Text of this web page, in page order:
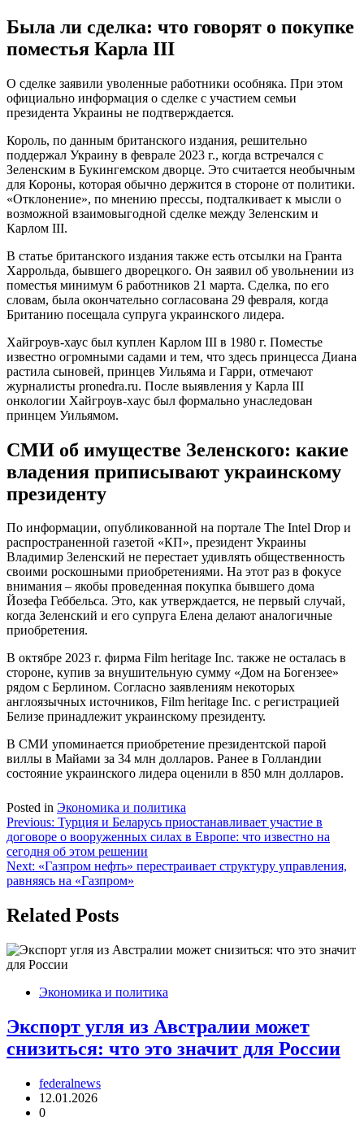
Была ли сделка: что говорят о покупке
поместья Карла III
О сделке заявили уволенные работники особняка. При этом
официально информация о сделке с участием семьи
президента Украины не подтверждается.
Король, по данным британского издания, решительно
поддержал Украину в феврале 2023 г., когда встречался с
Зеленским в Букингемском дворце. Это считается необычным
для Короны, которая обычно держится в стороне от политики.
«Отклонение», по мнению прессы, подталкивает к мысли о
возможной взаимовыгодной сделке между Зеленским и
Карлом III.
В статье британского издания также есть отсылки на Гранта
Харрольда, бывшего дворецкого. Он заявил об увольнении из
поместья минимум 6 работников 21 марта. Сделка, по его
словам, была окончательно согласована 29 февраля, когда
Британию посещала супруга украинского лидера.
Хайгроув-хаус был куплен Карлом III в 1980 г. Поместье
известно огромными садами и тем, что здесь принцесса Диана
растила сыновей, принцев Уильяма и Гарри, отмечают
журналисты pronedra.ru. После выявления у Карла III
онкологии Хайгроув-хаус был формально унаследован
принцем Уильямом.
СМИ об имуществе Зеленского: какие
владения приписывают украинскому
президенту
По информации, опубликованной на портале The Intel Drop и
распространенной газетой «КП», президент Украины
Владимир Зеленский не перестает удивлять общественность
своими роскошными приобретениями. На этот раз в фокусе
внимания – якобы проведенная покупка бывшего дома
Йозефа Геббельса. Это, как утверждается, не первый случай,
когда Зеленский и его супруга Елена делают аналогичные
приобретения.
В октябре 2023 г. фирма Film heritage Inc. также не осталась в
стороне, купив за внушительную сумму «Дом на Богензее»
рядом с Берлином. Согласно заявлениям некоторых
англоязычных источников, Film heritage Inc. с регистрацией
Белизе принадлежит украинскому президенту.
В СМИ упоминается приобретение президентской парой
виллы в Майами за 34 млн долларов. Ранее в Голландии
состояние украинского лидера оценили в 850 млн долларов.
Posted in Экономика и политика
Навигация
по
записям
Previous: Турция и Беларусь приостанавливает участие в
договоре о вооруженных силах в Европе: что известно на
сегодня об этом решении
Next: «Газпром нефть» перестраивает структуру управления,
равняясь на «Газпром»
Related Posts
Экономика и политика
Экспорт угля из Австралии может
снизиться: что это значит для России
federalnews
12.01.2026
0